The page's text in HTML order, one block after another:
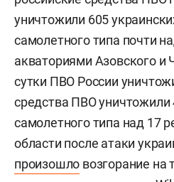
уничтожили 605
самолетного типа почти
акваториями Азовского и
сутки ПВО России
средства ПВО уничтожили
самолетного типа над 17
области после атаки
произошло возгорание на